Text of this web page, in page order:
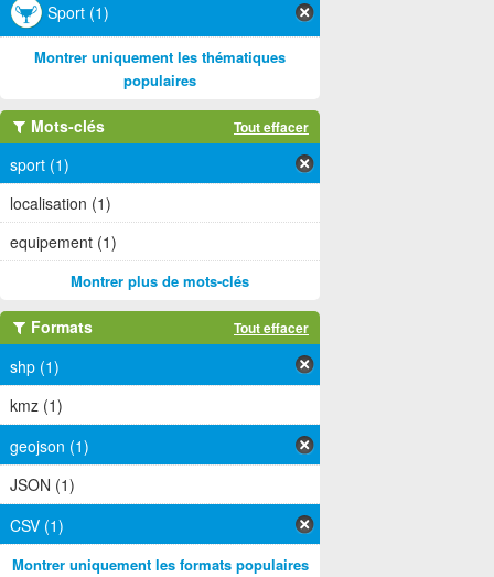
Sport (1)
Montrer uniquement les thématiques
populaires
Mots-clés Tout effacer
sport (1)
localisation (1)
equipement (1)
Montrer plus de mots-clés
Formats Tout effacer
shp (1)
kmz (1)
geojson (1)
JSON (1)
CSV (1)
Montrer uniquement les formats populaires